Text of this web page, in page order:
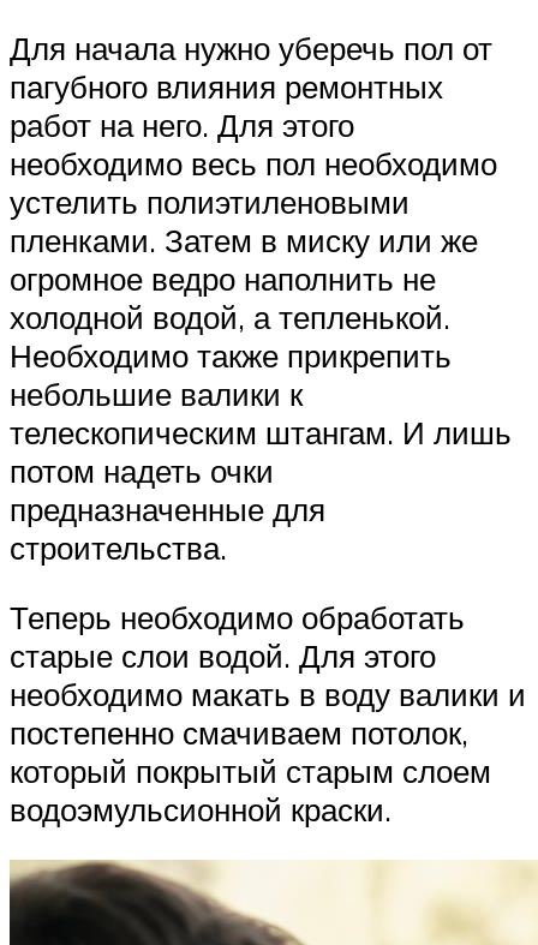
Для начала нужно уберечь пол от
пагубного влияния ремонтных
работ на него. Для этого
необходимо весь пол необходимо
устелить полиэтиленовыми
пленками. Затем в миску или же
огромное ведро наполнить не
холодной водой, а тепленькой.
Необходимо также прикрепить
небольшие валики к
телескопическим штангам. И лишь
потом надеть очки
предназначенные для
строительства.
Теперь необходимо обработать
старые слои водой. Для этого
необходимо макать в воду валики и
постепенно смачиваем потолок,
который покрытый старым слоем
водоэмульсионной краски.